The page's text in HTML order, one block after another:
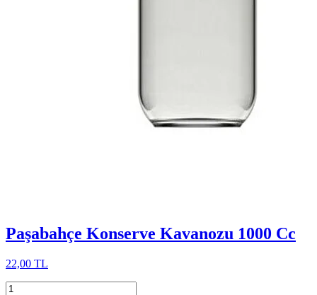
Paşabahçe Konserve Kavanozu 1000 Cc
22,00 TL